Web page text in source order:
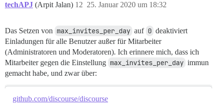
techAPJ (Arpit Jalan) 25. Januar 2020 um 18:32
12
Das Setzen von max_invites_per_day auf 0 deaktiviert
Einladungen für alle Benutzer außer für Mitarbeiter
(Administratoren und Moderatoren). Ich erinnere mich, dass ich
Mitarbeiter gegen die Einstellung max_invites_per_day immun
gemacht habe, und zwar über:
github.com/discourse/discourse